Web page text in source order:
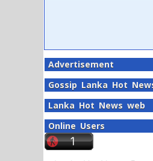
Advertisement
Gossip Lanka Hot
Lanka Hot News web
Online Users